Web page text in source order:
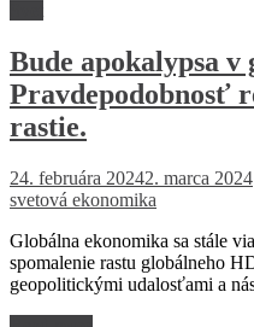
Bude apokalypsa v
Pravdepodobnosť
rastie.
24. februára 20242. marca 2024
svetová ekonomika
Globálna ekonomika sa stále
spomalenie rastu globálneho
geopolitickými udalosťami a